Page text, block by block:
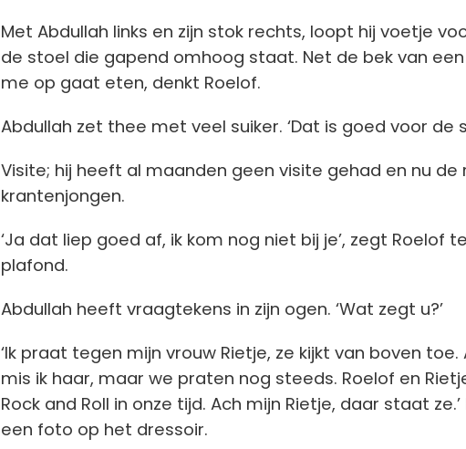
Met Abdullah links en zijn stok rechts, loopt hij voetje
de stoel die gapend omhoog staat. Net de bek van
me op gaat eten, denkt Roelof.
Abdullah zet thee met veel suiker. ‘Dat is goed voor de
Visite; hij heeft al maanden geen visite gehad en nu de
krantenjongen.
‘Ja dat liep goed af, ik kom nog niet bij je’, zegt Roelof
plafond.
Abdullah heeft vraagtekens in zijn ogen. ‘Wat zegt u?’
‘Ik praat tegen mijn vrouw Rietje, ze kijkt van boven toe.
mis ik haar, maar we praten nog steeds. Roelof en
Rock and Roll in onze tijd. Ach mijn Rietje, daar staat
een foto op het dressoir.